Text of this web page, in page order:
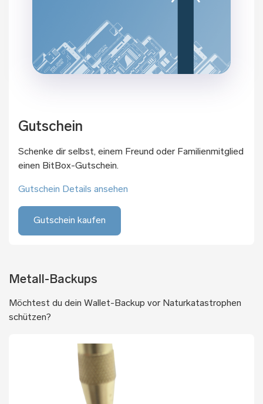
Gutschein
Schenke dir selbst, einem Freund oder Familienmitglied
einen BitBox-Gutschein.
Gutschein Details ansehen
Gutschein kaufen
Metall-Backups
Möchtest du dein Wallet-Backup vor Naturkatastrophen
schützen?